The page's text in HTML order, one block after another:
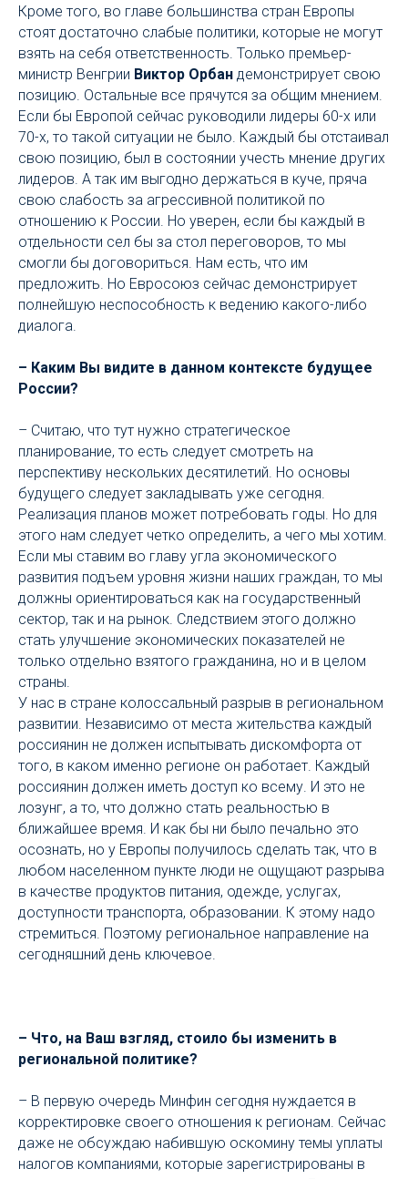
Кроме того, во главе большинства стран Европы
стоят достаточно слабые политики, которые не могут
взять на себя ответственность. Только премьер-
министр Венгрии Виктор Орбан демонстрирует свою
позицию. Остальные все прячутся за общим мнением.
Если бы Европой сейчас руководили лидеры 60-х или
70-х, то такой ситуации не было. Каждый бы отстаивал
свою позицию, был в состоянии учесть мнение других
лидеров. А так им выгодно держаться в куче, пряча
свою слабость за агрессивной политикой по
отношению к России. Но уверен, если бы каждый в
отдельности сел бы за стол переговоров, то мы
смогли бы договориться. Нам есть, что им
предложить. Но Евросоюз сейчас демонстрирует
полнейшую неспособность к ведению какого-либо
диалога.
– Каким Вы видите в данном контексте будущее
России?
– Считаю, что тут нужно стратегическое
планирование, то есть следует смотреть на
перспективу нескольких десятилетий. Но основы
будущего следует закладывать уже сегодня.
Реализация планов может потребовать годы. Но для
этого нам следует четко определить, а чего мы хотим.
Если мы ставим во главу угла экономического
развития подъем уровня жизни наших граждан, то мы
должны ориентироваться как на государственный
сектор, так и на рынок. Следствием этого должно
стать улучшение экономических показателей не
только отдельно взятого гражданина, но и в целом
страны.
У нас в стране колоссальный разрыв в региональном
развитии. Независимо от места жительства каждый
россиянин не должен испытывать дискомфорта от
того, в каком именно регионе он работает. Каждый
россиянин должен иметь доступ ко всему. И это не
лозунг, а то, что должно стать реальностью в
ближайшее время. И как бы ни было печально это
осознать, но у Европы получилось сделать так, что в
любом населенном пункте люди не ощущают разрыва
в качестве продуктов питания, одежде, услугах,
доступности транспорта, образовании. К этому надо
стремиться. Поэтому региональное направление на
сегодняшний день ключевое.
– Что, на Ваш взгляд, стоило бы изменить в
региональной политике?
– В первую очередь Минфин сегодня нуждается в
корректировке своего отношения к регионам. Сейчас
даже не обсуждаю набившую оскомину темы уплаты
налогов компаниями, которые зарегистрированы в